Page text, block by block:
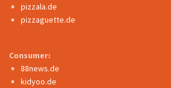
pizzala.de
pizzaguette.de
Consumer:
88news.de
kidyoo.de